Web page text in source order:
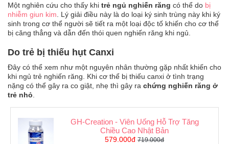
Một nghiên cứu cho thấy khi trẻ ngủ nghiến răng có thể do bị
nhiễm giun kim . Lý giải điều này là do loại ký sinh trùng này khi ký
sinh trong cơ thể người sẽ tiết ra một loại độc tố khiến cho cơ thể
bị căng thẳng và dẫn đến thói quen nghiến răng khi ngủ.
Do trẻ bị thiếu hụt Canxi
Đây có thể xem như một nguyên nhân thường gặp nhất khiến cho
khi ngủ trẻ nghiến răng. Khi cơ thể bị thiếu canxi ở tình trạng
nặng có thể gây ra co giật, nhẹ thì gây ra chứng nghiến răng ở
trẻ nhỏ
GH-Creation - Viên Uống Hỗ Trợ Tăng
Chiều Cao Nhật Bản
579.000đ719.000đ